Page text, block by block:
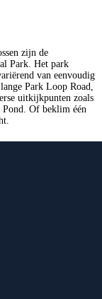
zijn de
Park. Het park
van eenvoudig
Park Loop Road,
uitkijkpunten zoals
Pond. Of beklim één